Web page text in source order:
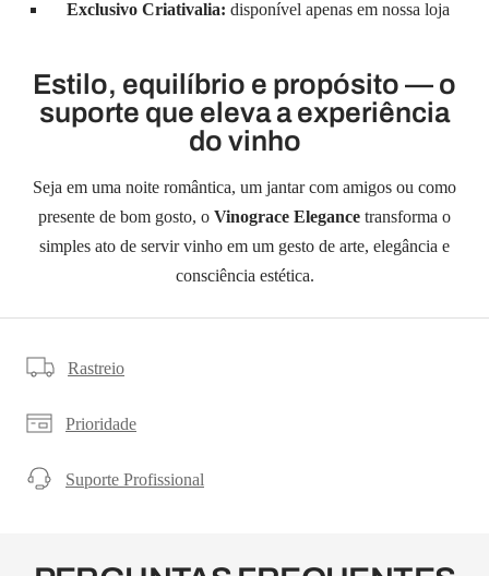
Exclusivo Criativalia: disponível apenas em nossa loja
Estilo, equilíbrio e propósito — o
suporte que eleva a experiência
do vinho
Seja em uma noite romântica, um jantar com amigos ou como
presente de bom gosto, o Vinograce Elegance transforma o
simples ato de servir vinho em um gesto de arte, elegância e
consciência estética.
Rastreio
Prioridade
Suporte Profissional